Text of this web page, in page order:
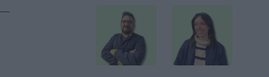
SVR Duo Spirial Roll-On
Desodorante 50ml 2ª ud
40% dto.
12,35 €
17,05 €